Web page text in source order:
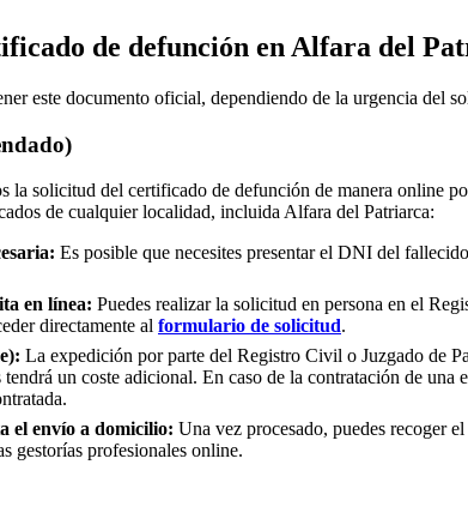
de defunción en Alfara del
este documento oficial, dependiendo de la urgencia del
la solicitud del certificado de defunción de manera online
de cualquier localidad, incluida Alfara del Patriarca:
Es posible que necesites presentar el DNI del
en línea: Puedes realizar la solicitud en persona en el
directamente al formulario de solicitud.
La expedición por parte del Registro Civil o Juzgado de
un coste adicional. En caso de la contratación de
el envío a domicilio: Una vez procesado, puedes recoger
gestorías profesionales online.